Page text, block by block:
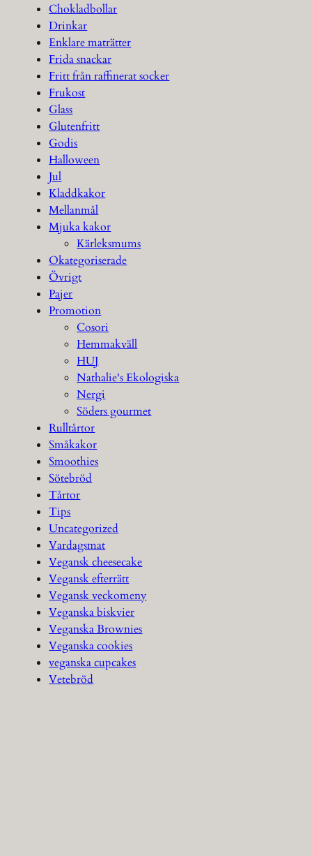
Chokladbollar
Drinkar
Enklare maträtter
Frida snackar
Fritt från raffinerat socker
Frukost
Glass
Glutenfritt
Godis
Halloween
Jul
Kladdkakor
Mellanmål
Mjuka kakor
Kärleksmums
Okategoriserade
Övrigt
Pajer
Promotion
Cosori
Hemmakväll
HUJ
Nathalie's Ekologiska
Nergi
Söders gourmet
Rulltårtor
Småkakor
Smoothies
Sötebröd
Tårtor
Tips
Uncategorized
Vardagsmat
Vegansk cheesecake
Vegansk efterrätt
Vegansk veckomeny
Veganska biskvier
Veganska Brownies
Veganska cookies
veganska cupcakes
Vetebröd